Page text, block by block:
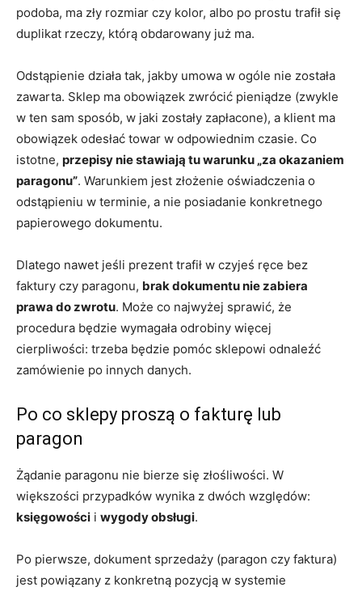
podoba, ma zły rozmiar czy kolor, albo po prostu trafił się
duplikat rzeczy, którą obdarowany już ma.
Odstąpienie działa tak, jakby umowa w ogóle nie została
zawarta. Sklep ma obowiązek zwrócić pieniądze (zwykle
w ten sam sposób, w jaki zostały zapłacone), a klient ma
obowiązek odesłać towar w odpowiednim czasie. Co
istotne, przepisy nie stawiają tu warunku „za okazaniem
paragonu”. Warunkiem jest złożenie oświadczenia o
odstąpieniu w terminie, a nie posiadanie konkretnego
papierowego dokumentu.
Dlatego nawet jeśli prezent trafił w czyjeś ręce bez
faktury czy paragonu, brak dokumentu nie zabiera
prawa do zwrotu. Może co najwyżej sprawić, że
procedura będzie wymagała odrobiny więcej
cierpliwości: trzeba będzie pomóc sklepowi odnaleźć
zamówienie po innych danych.
Po co sklepy proszą o fakturę lub
paragon
Żądanie paragonu nie bierze się złośliwości. W
większości przypadków wynika z dwóch względów:
księgowości i wygody obsługi.
Po pierwsze, dokument sprzedaży (paragon czy faktura)
jest powiązany z konkretną pozycją w systemie